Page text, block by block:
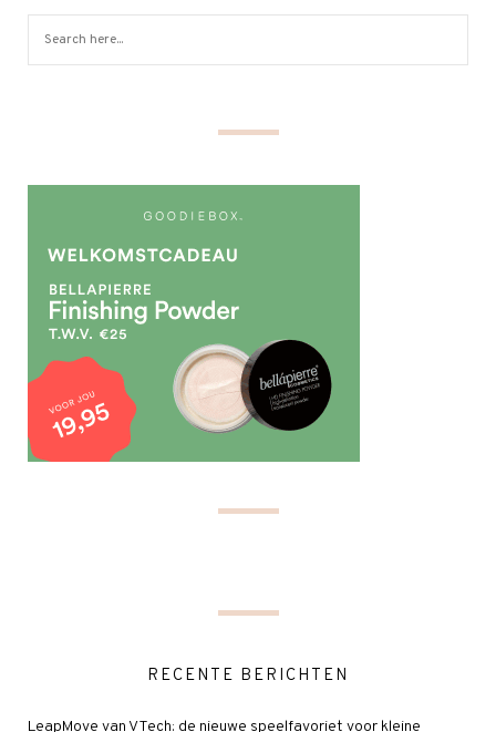
RECENTE BERICHTEN
LeapMove van VTech: de nieuwe speelfavoriet voor kleine